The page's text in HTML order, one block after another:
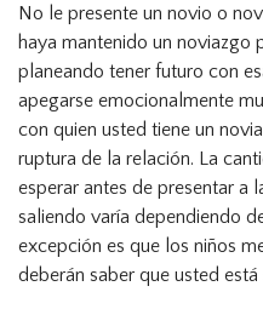
No le presente un novio o
haya mantenido un noviazgo
planeando tener futuro con
apegarse emocionalmente
con quien usted tiene un
ruptura de la relación. La
esperar antes de presentar a
saliendo varía dependiendo
excepción es que los niños
deberán saber que usted